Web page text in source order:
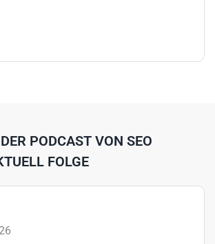
PODCAST VON SEO
FOLGE